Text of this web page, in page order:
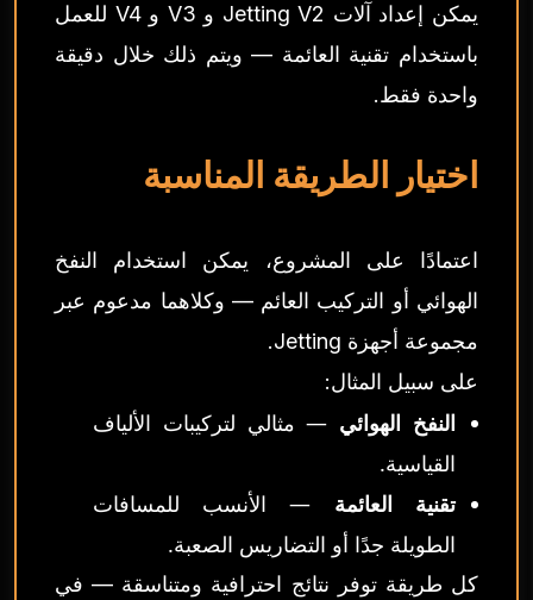
يمكن إعداد آلات Jetting V2 و V3 و V4 للعمل
باستخدام تقنية العائمة — ويتم ذلك خلال دقيقة
واحدة فقط.
اختيار الطريقة المناسبة
اعتمادًا على المشروع، يمكن استخدام النفخ
الهوائي أو التركيب العائم — وكلاهما مدعوم عبر
مجموعة أجهزة Jetting.
على سبيل المثال:
النفخ الهوائي — مثالي لتركيبات الألياف
القياسية.
تقنية العائمة — الأنسب للمسافات
الطويلة جدًا أو التضاريس الصعبة.
كل طريقة توفر نتائج احترافية ومتناسقة — في